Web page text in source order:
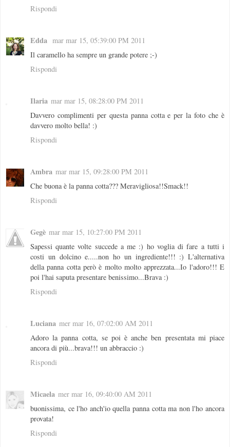
Rispondi
Edda mar mar 15, 05:39:00 PM 2011
Il caramello ha sempre un grande potere ;-)
Rispondi
Ilaria mar mar 15, 08:28:00 PM 2011
Davvero complimenti per questa panna cotta e per la foto che è
davvero molto bella! :)
Rispondi
Ambra mar mar 15, 09:28:00 PM 2011
Che buona è la panna cotta??? Meravigliosa!!Smack!!
Rispondi
Gegè mar mar 15, 10:27:00 PM 2011
Sapessi quante volte succede a me :) ho voglia di fare a tutti i
costi un dolcino e.....non ho un ingrediente!!! :) L'alternativa
della panna cotta però è molto molto apprezzata...Io l'adoro!!! E
poi l'hai saputa presentare benissimo...Brava :)
Rispondi
Luciana mer mar 16, 07:02:00 AM 2011
Adoro la panna cotta, se poi è anche ben presentata mi piace
ancora di più...brava!!! un abbraccio :)
Rispondi
Micaela mer mar 16, 09:40:00 AM 2011
buonissima, ce l'ho anch'io quella panna cotta ma non l'ho ancora
provata!
Rispondi